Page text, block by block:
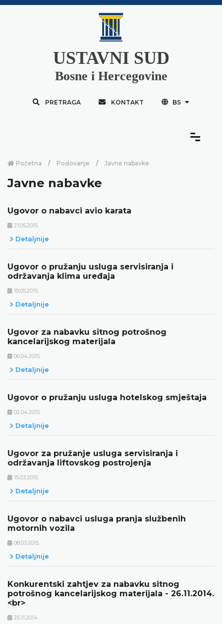
USTAVNI SUD
Bosne i Hercegovine
PRETRAGA KONTAKT BS
Početna Poslovanje Javne nabavke
Javne nabavke
Ugovor o nabavci avio karata
21.05.2015.
Detaljnije
Ugovor o pružanju usluga servisiranja i
održavanja klima uređaja
19.05.2015.
Detaljnije
Ugovor za nabavku sitnog potrošnog
kancelarijskog materijala
06.04.2015.
Detaljnije
Ugovor o pružanju usluga hotelskog smještaja
02.04.2015.
Detaljnije
Ugovor za pružanje usluga servisiranja i
održavanja liftovskog postrojenja
15.03.2015.
Detaljnije
Ugovor o nabavci usluga pranja službenih
motornih vozila
08.03.2015.
Detaljnije
Konkurentski zahtjev za nabavku sitnog
potrošnog kancelarijskog materijala - 26.11.2014.
<br>
25.11.2014.